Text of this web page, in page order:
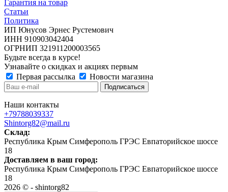
Гарантия на товар
Статьи
Политика
ИП Юнусов Эрнес Рустемович
ИНН 910903042404
ОГРНИП 321911200003565
Будьте всегда в курсе!
Узнавайте о скидках и акциях первым
Первая рассылка
Новости магазина
Наши контакты
+79788039337
Shintorg82@mail.ru
Склад:
Республика Крым Симферополь ГРЭС Евпаторийское шоссе
18
Доставляем в ваш город:
Республика Крым Симферополь ГРЭС Евпаторийское шоссе
18
2026 © - shintorg82